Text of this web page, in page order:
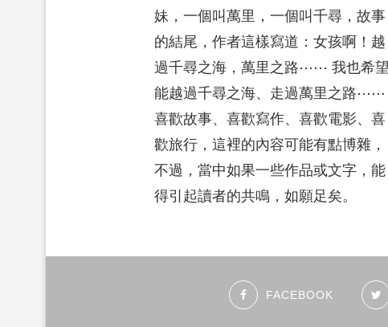
妹，一個叫萬里，一個叫千尋，故事
的結尾，作者這樣寫道：女孩啊！越
過千尋之海，萬里之路⋯⋯ 我也希望
能越過千尋之海、走過萬里之路⋯⋯
喜歡故事、喜歡寫作、喜歡電影、喜
歡旅行，這裡的內容可能有點博雜，
不過，當中如果一些作品或文字，能
得引起讀者的共鳴，如願足矣。
FACEBOOK